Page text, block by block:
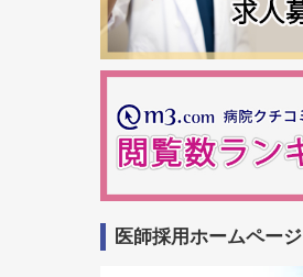
医師採用ホームページ